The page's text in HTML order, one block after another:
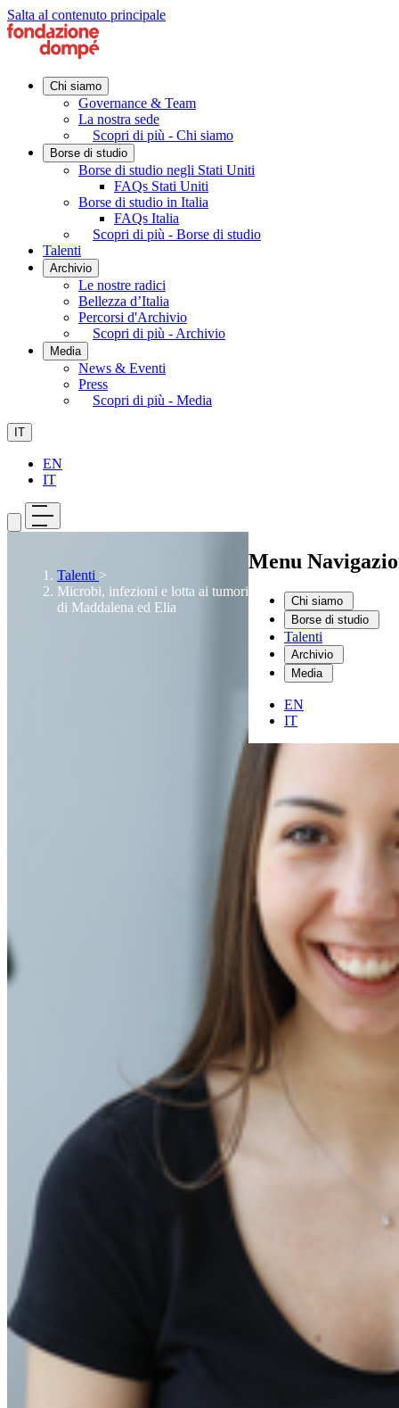
Salta al contenuto principale
Chi siamo
Governance & Team
La nostra sede
Scopri di più - Chi siamo
Borse di studio
Borse di studio negli Stati Uniti
FAQs Stati Uniti
Borse di studio in Italia
FAQs Italia
Scopri di più - Borse di studio
Talenti
Archivio
Le nostre radici
Bellezza d’Italia
Percorsi d'Archivio
Scopri di più - Archivio
Media
News & Eventi
Press
Scopri di più - Media
IT
EN
IT
Menu
Chi siamo
Borse di studio
Talenti
Archivio
Media
EN
IT
Talenti >
Microbi, infezioni e lotta ai tumori: la scommessa biotech
di Maddalena ed Elia